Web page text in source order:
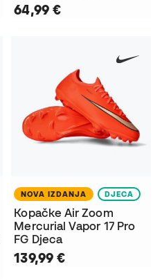
64,99 €
NOVA IZDANJA DJECA
Kopačke Air Zoom
Mercurial Vapor 17 Pro
FG Djeca
139,99 €